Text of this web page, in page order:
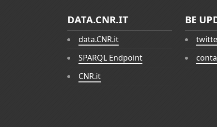
DATA.CNR.IT
data.CNR.it
SPARQL Endpoint
CNR.it
BE